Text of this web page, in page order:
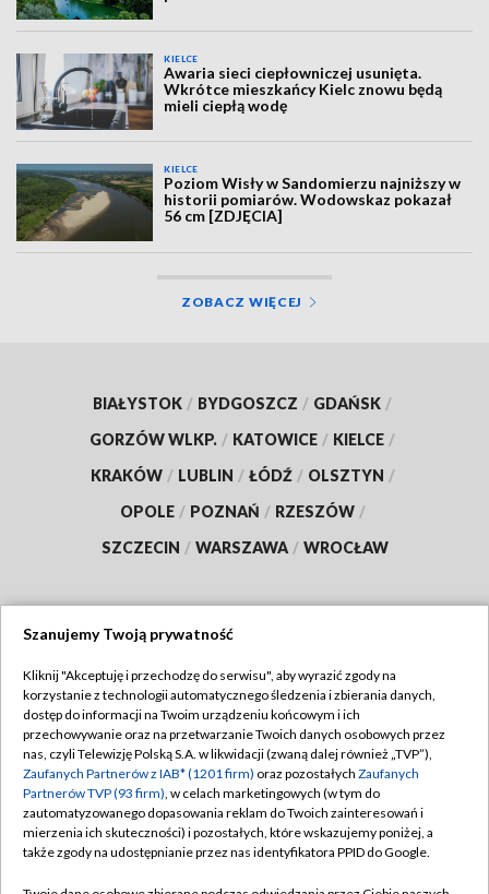
KIELCE
Awaria sieci ciepłowniczej usunięta.
Wkrótce mieszkańcy Kielc znowu będą
mieli ciepłą wodę
KIELCE
Poziom Wisły w Sandomierzu najniższy w
historii pomiarów. Wodowskaz pokazał
56 cm [ZDJĘCIA]
ZOBACZ WIĘCEJ
BIAŁYSTOK / BYDGOSZCZ / GDAŃSK /
GORZÓW WLKP. / KATOWICE / KIELCE /
KRAKÓW / LUBLIN / ŁÓDŹ / OLSZTYN /
OPOLE / POZNAŃ / RZESZÓW /
SZCZECIN / WARSZAWA / WROCŁAW
TVP
Abonament TVP
Emisja w TVP
Centrum informacji TVP
Naziemna Telewizja Cyfrowa
Regulamin TVP
Polityka prywatności
Moje zgody
Pomoc
Szanujemy Twoją prywatność
Kliknij "Akceptuję i przechodzę do serwisu", aby wyrazić zgody na
korzystanie z technologii automatycznego śledzenia i zbierania danych,
dostęp do informacji na Twoim urządzeniu końcowym i ich
przechowywanie oraz na przetwarzanie Twoich danych osobowych przez
nas, czyli Telewizję Polską S.A. w likwidacji (zwaną dalej również „TVP”),
Zaufanych Partnerów z IAB* (1201 firm) oraz pozostałych Zaufanych
Partnerów TVP (93 firm), w celach marketingowych (w tym do
zautomatyzowanego dopasowania reklam do Twoich zainteresowań i
mierzenia ich skuteczności) i pozostałych, które wskazujemy poniżej, a
także zgody na udostępnianie przez nas identyfikatora PPID do Google.